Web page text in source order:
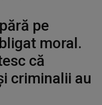
pe
moral.
că
criminalii au